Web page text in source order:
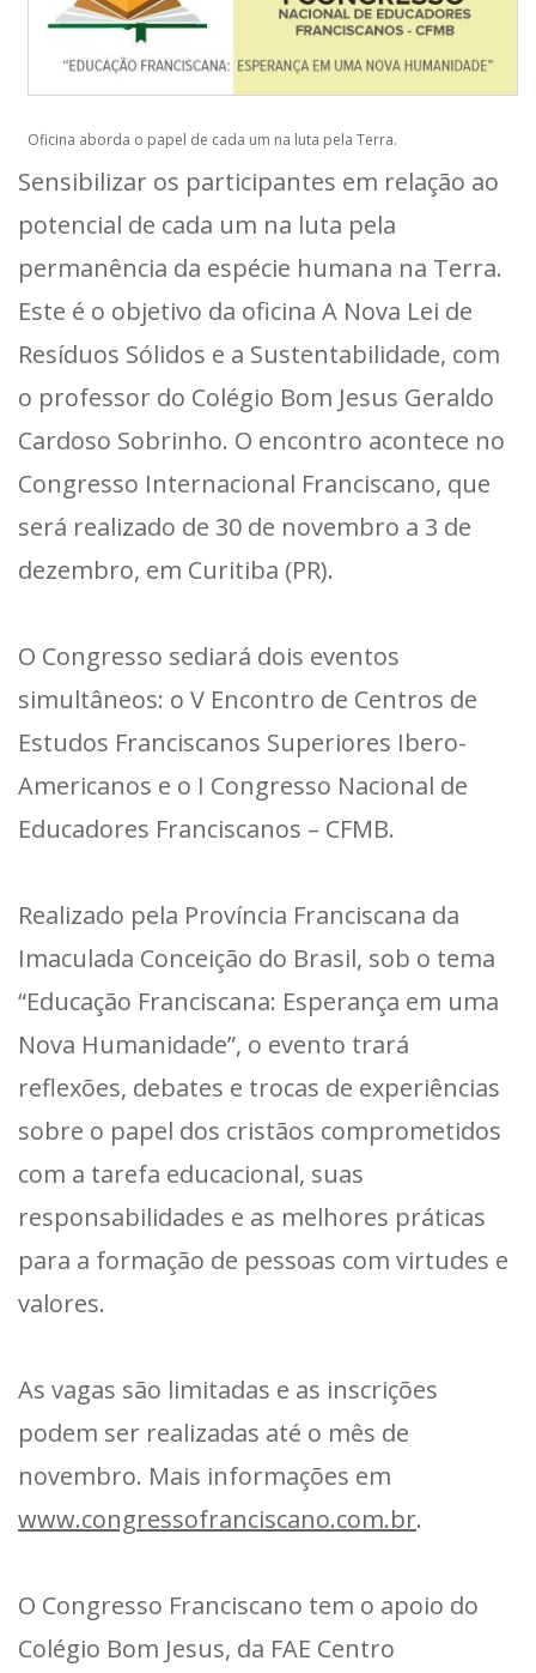
Oficina aborda o papel de cada um na luta pela Terra.
Sensibilizar os participantes em relação ao
potencial de cada um na luta pela
permanência da espécie humana na Terra.
Este é o objetivo da oficina A Nova Lei de
Resíduos Sólidos e a Sustentabilidade, com
o professor do Colégio Bom Jesus Geraldo
Cardoso Sobrinho. O encontro acontece no
Congresso Internacional Franciscano, que
será realizado de 30 de novembro a 3 de
dezembro, em Curitiba (PR).
O Congresso sediará dois eventos
simultâneos: o V Encontro de Centros de
Estudos Franciscanos Superiores Ibero-
Americanos e o I Congresso Nacional de
Educadores Franciscanos – CFMB.
Realizado pela Província Franciscana da
Imaculada Conceição do Brasil, sob o tema
“Educação Franciscana: Esperança em uma
Nova Humanidade”, o evento trará
reflexões, debates e trocas de experiências
sobre o papel dos cristãos comprometidos
com a tarefa educacional, suas
responsabilidades e as melhores práticas
para a formação de pessoas com virtudes e
valores.
As vagas são limitadas e as inscrições
podem ser realizadas até o mês de
novembro. Mais informações em
www.congressofranciscano.com.br.
O Congresso Franciscano tem o apoio do
Colégio Bom Jesus, da FAE Centro